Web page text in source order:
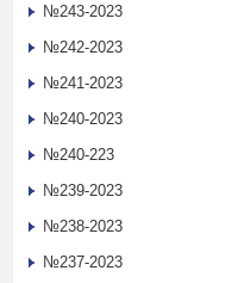
№243-2023
№242-2023
№241-2023
№240-2023
№240-223
№239-2023
№238-2023
№237-2023